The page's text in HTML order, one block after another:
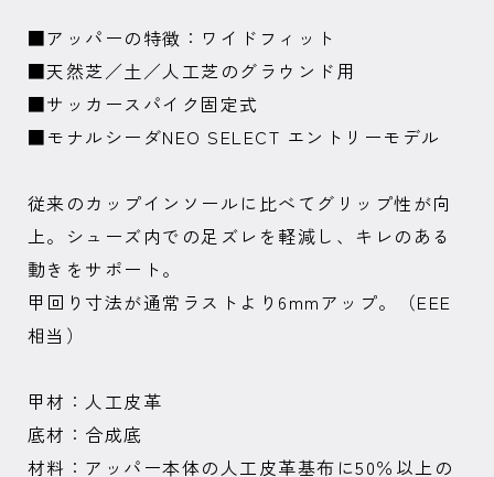
■アッパーの特徴：ワイドフィット
■天然芝／土／人工芝のグラウンド用
■サッカースパイク固定式
■モナルシーダNEO SELECT エントリーモデル
従来のカップインソールに比べてグリップ性が向
上。シューズ内での足ズレを軽減し、キレのある
動きをサポート。
甲回り寸法が通常ラストより6mmアップ。（EEE
相当）
甲材：人工皮革
底材：合成底
材料：アッパー本体の人工皮革基布に50％以上の